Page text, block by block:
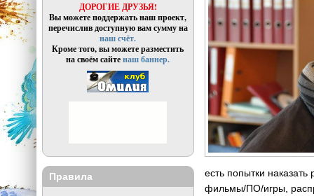
есть попытки
фильмы/ПО/игры,
ДОРОГИЕ ДРУЗЬЯ!
Вы можете поддержать наш проект,
перечислив доступную вам сумму на
наш счёт.
Кроме того, вы можете разместить
на своём сайтенаш баннер.
Правила